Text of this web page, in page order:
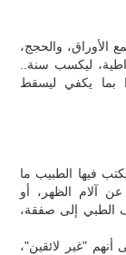
الأوراق، والحجج،
ليكسب سنة..
بما يكفي ليسقط
فيها الطبيب ما
آلام الظهر، أو
الطبي إلى صفقة،
"غير لائقين"،